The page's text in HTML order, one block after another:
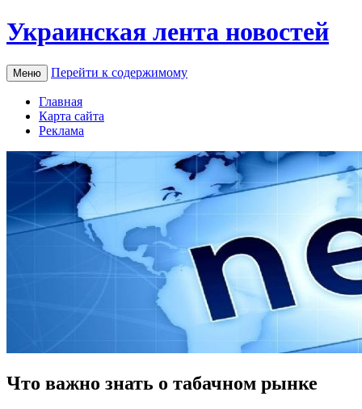
Украинская лента новостей
Меню Перейти к содержимому
Главная
Карта сайта
Реклама
Что важно знать о табачном рынке